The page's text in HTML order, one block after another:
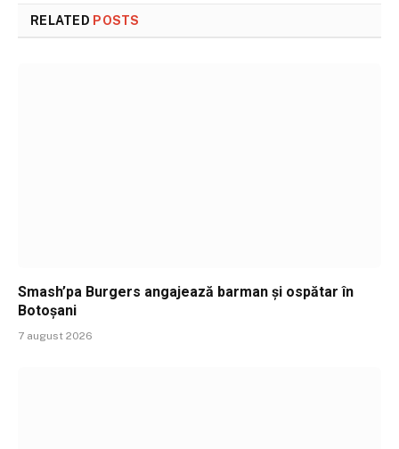
RELATED POSTS
Smash’pa Burgers angajează barman și ospătar în
Botoșani
7 august 2026